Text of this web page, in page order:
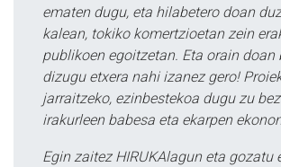
ematen dugu, eta hilabetero doan
kalean, tokiko komertzioetan zein
publikoen egoitzetan. Eta orain doan
dizugu etxera nahi izanez gero!
jarraitzeko, ezinbestekoa dugu zu
irakurleen babesa eta ekarpen
Egin zaitez HIRUKAlagun eta gozatu